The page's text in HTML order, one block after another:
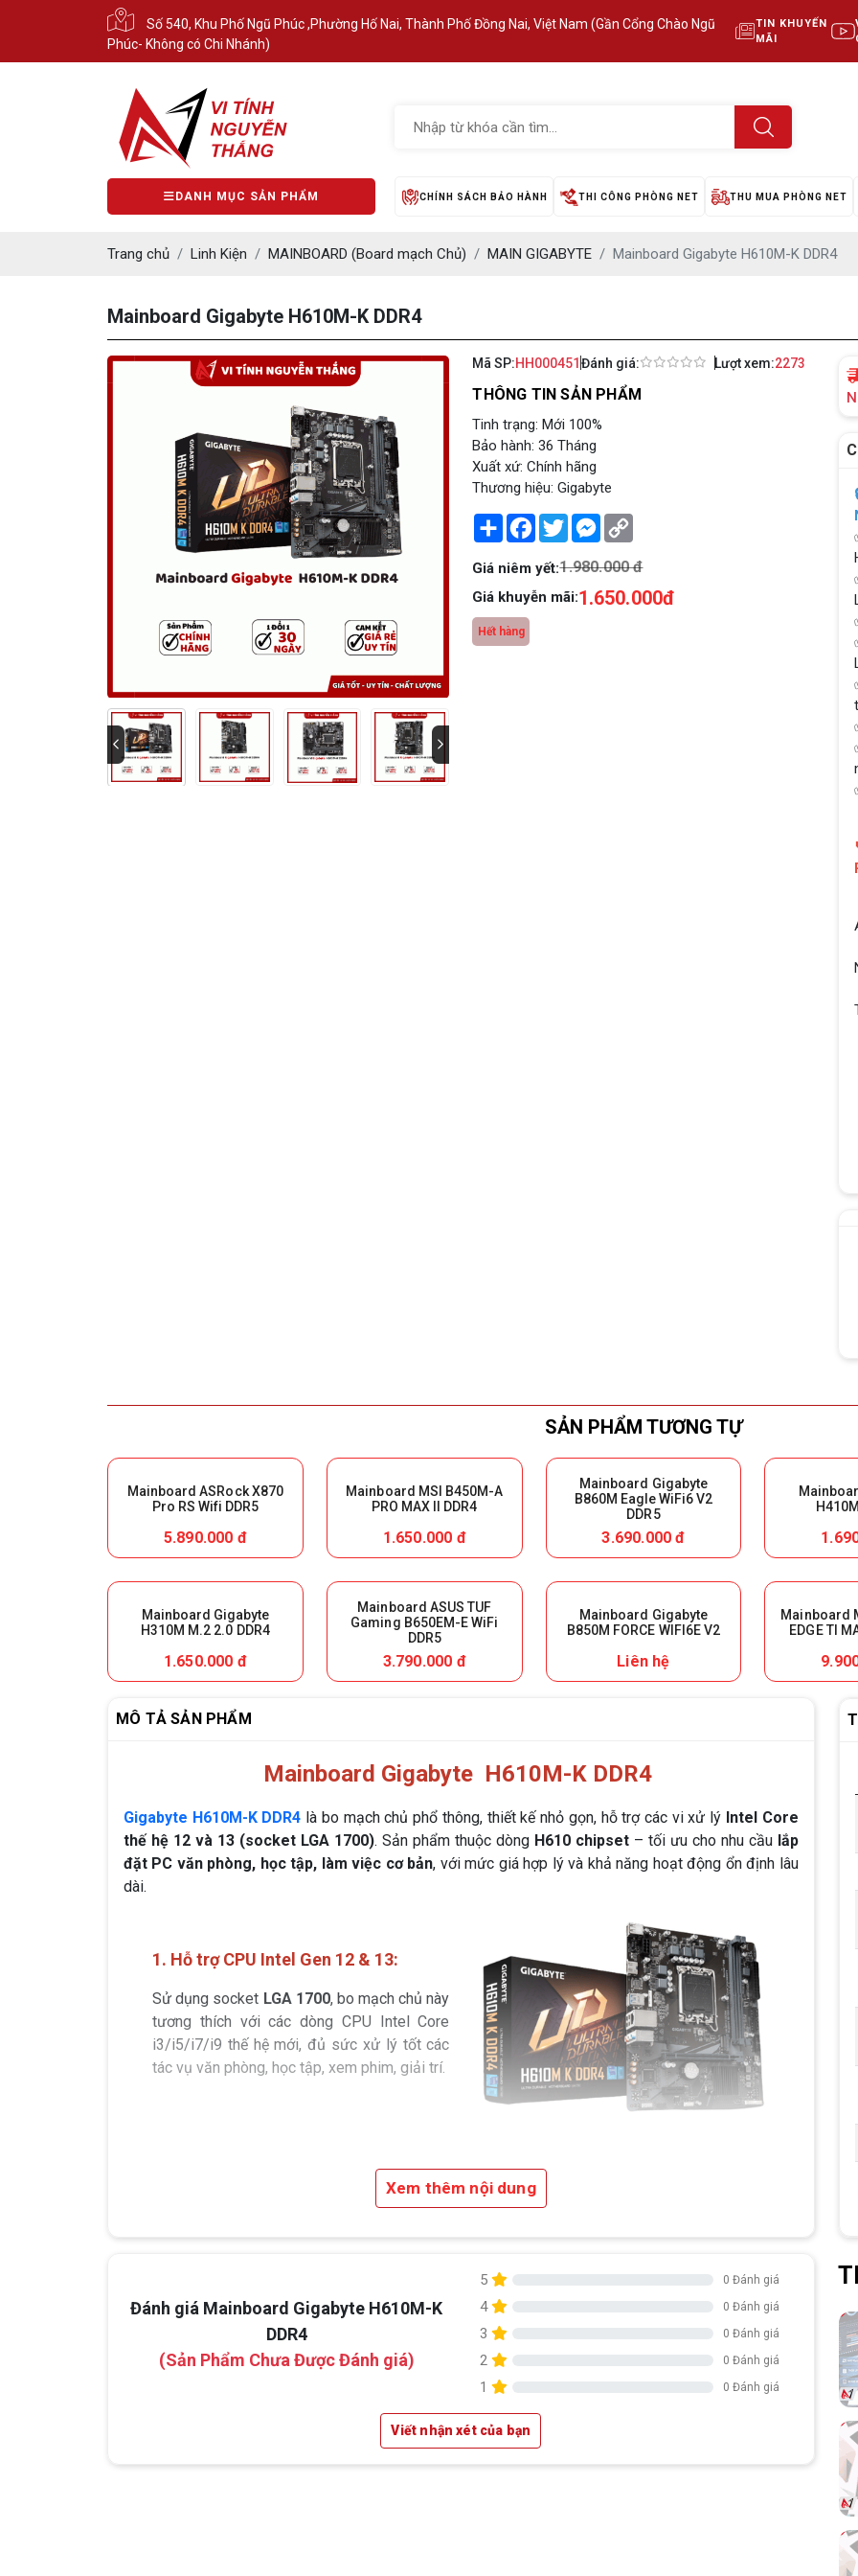
Số 540, Khu Phố Ngũ Phúc ,Phường Hố Nai, Thành Phố Đồng Nai, Việt Nam (Gần Cổng Chào Ngũ
Phúc- Không có Chi Nhánh)
TIN KHUYẾN
MÃI
DANH MỤC SẢN PHẨM CHÍNH SÁCH BẢO HÀNH THI CÔNG PHÒNG NET THU MUA PHÒNG NET
Trang chủ Linh Kiện MAINBOARD (Board mạch Chủ) MAIN GIGABYTE Mainboard Gigabyte H610M-K DDR4
Mainboard Gigabyte H610M-K DDR4
Mã SP:HH000451 Đánh giá: Lượt xem:2273
THÔNG TIN SẢN PHẨM
Tinh trạng: Mới 100%
Bảo hành: 36 Tháng
Xuất xứ: Chính hãng
Thương hiệu: Gigabyte
ShareFacebook
TwitterMessenger
Giá niêm yết:1.980.000 đ
Giá khuyễn mãi:1.650.000đ
Hết hàng
SẢN PHẨM TƯƠNG TỰ
Mainboard ASRock X870
Pro RS Wifi DDR5
5.890.000 đ
Mainboard MSI B450M-A
PRO MAX II DDR4
1.650.000 đ
Mainboard Gigabyte
B860M Eagle WiFi6 V2
DDR5
3.690.000 đ
Mainboard Gigabyte
H310M M.2 2.0 DDR4
1.650.000 đ
Mainboard ASUS TUF
Gaming B650EM-E WiFi
DDR5
3.790.000 đ
Mainboard Gigabyte
B850M FORCE WIFI6E V2
Liên hệ
Mainboard
EDGE TI
MÔ TẢ SẢN PHẨM
Mainboard Gigabyte H610M-K DDR4
Gigabyte H610M-K DDR4 là bo mạch chủ phổ thông, thiết kế nhỏ gọn, hỗ trợ các vi xử lý Intel Core
thế hệ 12 và 13 (socket LGA 1700). Sản phẩm thuộc dòng H610 chipset– tối ưu cho nhu cầu lắp
đặt PC văn phòng, học tập, làm việc cơ bản, với mức giá hợp lý và khả năng hoạt động ổn định lâu
dài.
1. Hỗ trợ CPU Intel Gen 12 & 13:
Sử dụng socket LGA 1700, bo mạch chủ này
tương thích với các dòng CPU Intel Core
i3/i5/i7/i9 thế hệ mới, đủ sức xử lý tốt các
tác vụ văn phòng, học tập, xem phim, giải trí.
2. Hỗ trợ RAM DDR4 tiết kiệm chi phí:
Với2 khe RAM DDR4
, hỗ trợ tối đa lên đến
64GB
, người dùng có thể dễ dàng nâng cấp
theo nhu cầu mà vẫn tiết kiệm chi phí so với
chuẩn DDR5.
Xem thêm nội dung
Đánh giá Mainboard Gigabyte H610M-K
DDR4
(Sản Phẩm Chưa Được Đánh giá)
5 0 Đánh giá
4 0 Đánh giá
3 0 Đánh giá
2 0 Đánh giá
1 0 Đánh giá
Viết nhận xét của bạn